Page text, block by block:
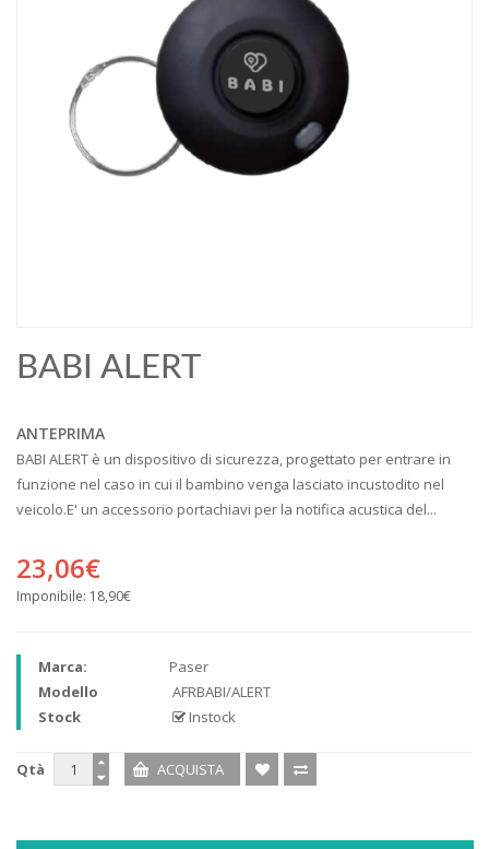
BABI ALERT
ANTEPRIMA
BABI ALERT è un dispositivo di sicurezza, progettato per entrare in
funzione nel caso in cui il bambino venga lasciato incustodito nel
veicolo.E' un accessorio portachiavi per la notifica acustica del...
23,06€
Imponibile: 18,90€
Marca:
Paser
Modello
AFRBABI/ALERT
Stock
Instock
Qtà